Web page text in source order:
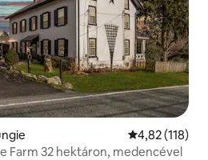
Átlagos
4,82 (118)
Farm 32 hektáron, medencével